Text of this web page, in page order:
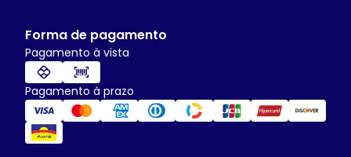
Forma de pagamento
Pagamento à vista
Pagamento à prazo